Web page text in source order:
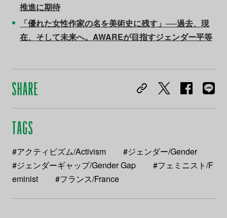
推進に期待
「優れた女性作家の名を美術史に残す」──過去、現
在、そして未来へ。AWAREが目指すジェンダー平等
#アクティビズム/Activism
#ジェンダー/Gender
#ジェンダーギャップ/Gender Gap
#フェミニスト/F
eminist
#フランス/France